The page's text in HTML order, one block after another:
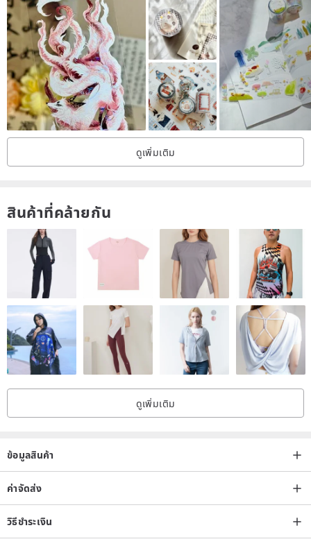
ดูเพิ่มเติม
สินค้าที่คล้ายกัน
ดูเพิ่มเติม
ข้อมูลสินค้า
ค่าจัดส่ง
วิธีชำระเงิน